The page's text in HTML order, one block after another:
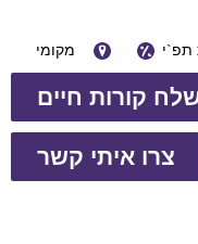
תפ`י מקומי
קורות חיים
צרו איתי קשר